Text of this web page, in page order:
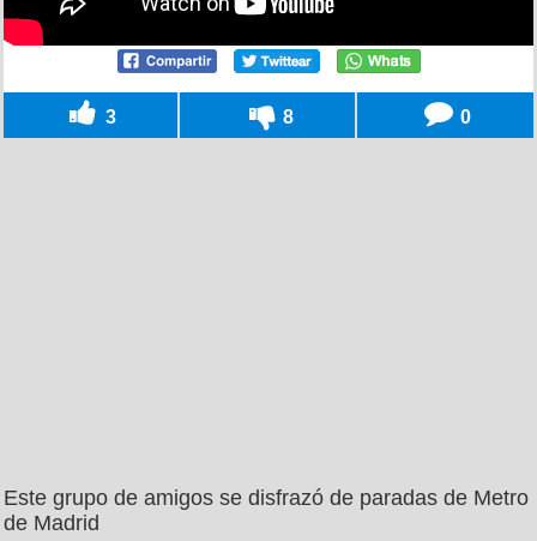
3 8 0
Este grupo de amigos se disfrazó de paradas de Metro
de Madrid